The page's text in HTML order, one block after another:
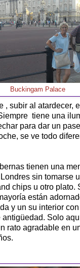
Buckingam Palace
al atardecer,
tiene una
para dar un
se ve todo
tienen una
sin tomarse
chips u otro plato.
están
y un su interior
antigüedad. Solo
rato agradable en